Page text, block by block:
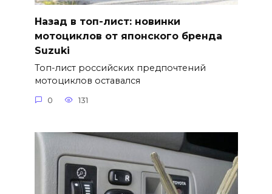
Назад в топ-лист: новинки
мотоциклов от японского бренда
Suzuki
Топ-лист российских предпочтений
мотоциклов оставался
0 131